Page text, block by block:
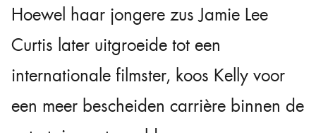
Hoewel haar jongere zus Jamie Lee
Curtis later uitgroeide tot een
internationale filmster, koos Kelly voor
een meer bescheiden carrière binnen de